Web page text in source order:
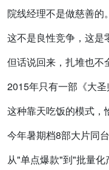
院线经理不是做慈善的
这不是良性竞争，这是
但话说回来，扎堆也不
2015年只有一部《大
这种靠天吃饭的模式，
今年暑期档8部大片同
从"单点爆款"到"批量化